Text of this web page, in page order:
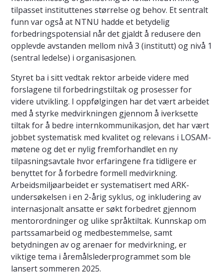
tilpasset instituttenes størrelse og behov. Et sentralt
funn var også at NTNU hadde et betydelig
forbedringspotensial når det gjaldt å redusere den
opplevde avstanden mellom nivå 3 (institutt) og nivå 1
(sentral ledelse) i organisasjonen.
Styret ba i sitt vedtak rektor arbeide videre med
forslagene til forbedringstiltak og prosesser for
videre utvikling. I oppfølgingen har det vært arbeidet
med å styrke medvirkningen gjennom å iverksette
tiltak for å bedre internkommunikasjon, det har vært
jobbet systematisk med kvalitet og relevans i LOSAM-
møtene og det er nylig fremforhandlet en ny
tilpasningsavtale hvor erfaringene fra tidligere er
benyttet for å forbedre formell medvirkning.
Arbeidsmiljøarbeidet er systematisert med ARK-
undersøkelsen i en 2-årig syklus, og inkludering av
internasjonalt ansatte er søkt forbedret gjennom
mentorordninger og ulike språktiltak. Kunnskap om
partssamarbeid og medbestemmelse, samt
betydningen av og arenaer for medvirkning, er
viktige tema i åremålslederprogrammet som ble
lansert sommeren 2025.